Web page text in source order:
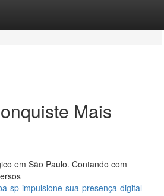
Mais
em São Paulo. Contando com
sp-impulsione-sua-presença-digital